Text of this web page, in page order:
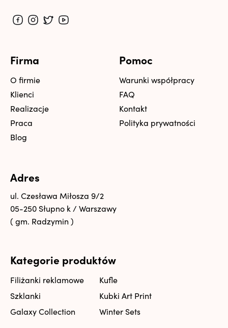
Adres
ul. Czesława Miłosza 9/2
05-250 Słupno k / Warszawy
( gm. Radzymin )
Kategorie produktów
Filiżanki reklamowe
Kufle
Szklanki
Kubki Art Print
Galaxy Collection
Winter Sets
Firma
O firmie
Klienci
Realizacje
Praca
Blog
Pomoc
Warunki współpracy
FAQ
Kontakt
Polityka prywatności